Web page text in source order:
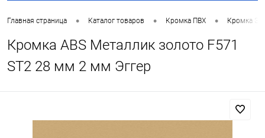
Главная страница • Каталог товаров • Кромка ПВХ • Кромка
Кромка ABS Металлик золото F571
ST2 28 мм 2 мм Эггер